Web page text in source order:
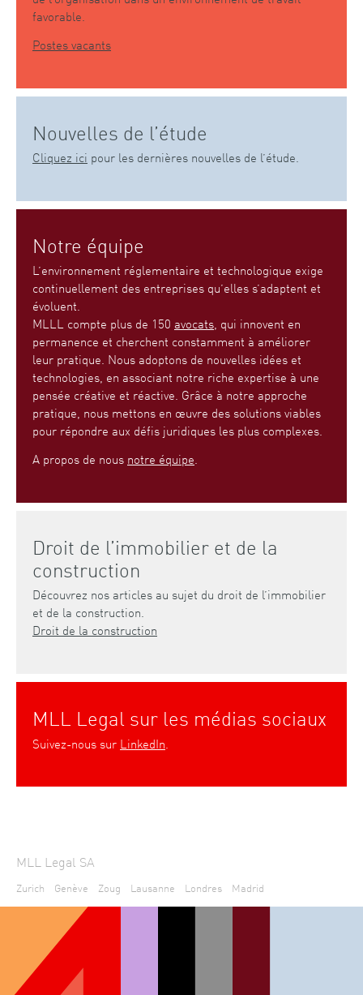
favorable.
Postes vacants
Nouvelles de l’étude
Cliquez ici pour les dernières nouvelles de l’étude.
Notre équipe
L’environnement réglementaire et technologique exige
continuellement des entreprises qu’elles s’adaptent et
évoluent.
MLLL compte plus de 150 avocats, qui innovent en
permanence et cherchent constamment à améliorer
leur pratique. Nous adoptons de nouvelles idées et
technologies, en associant notre riche expertise à une
pensée créative et réactive. Grâce à notre approche
pratique, nous mettons en œuvre des solutions viables
pour répondre aux défis juridiques les plus complexes.
A propos de nous notre équipe.
Droit de l’immobilier et de la
construction
Découvrez nos articles au sujet du droit de l’immobilier
et de la construction.
Droit de la construction
MLL Legal sur les médias sociaux
Suivez-nous sur LinkedIn
MLL Legal SA
Zurich Genève Zoug Lausanne Londres Madrid